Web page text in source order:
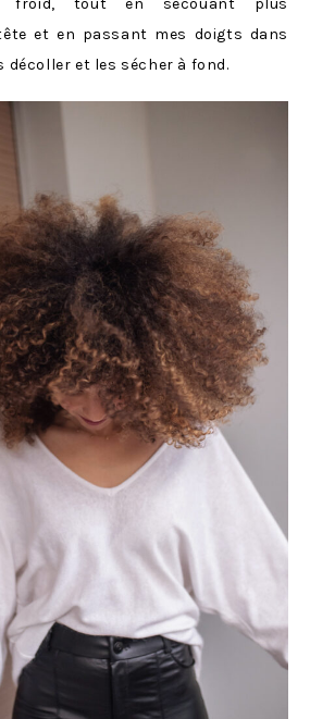
froid, tout en secouant plus
et en passant mes doigts dans
décoller et les sécher à fond.